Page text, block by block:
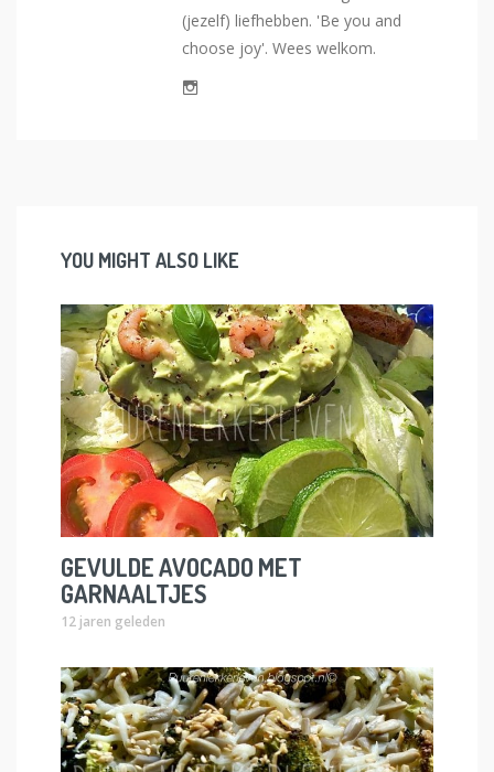
(jezelf) liefhebben. 'Be you and
choose joy'. Wees welkom.
YOU MIGHT ALSO LIKE
GEVULDE AVOCADO MET
GARNAALTJES
12 jaren geleden